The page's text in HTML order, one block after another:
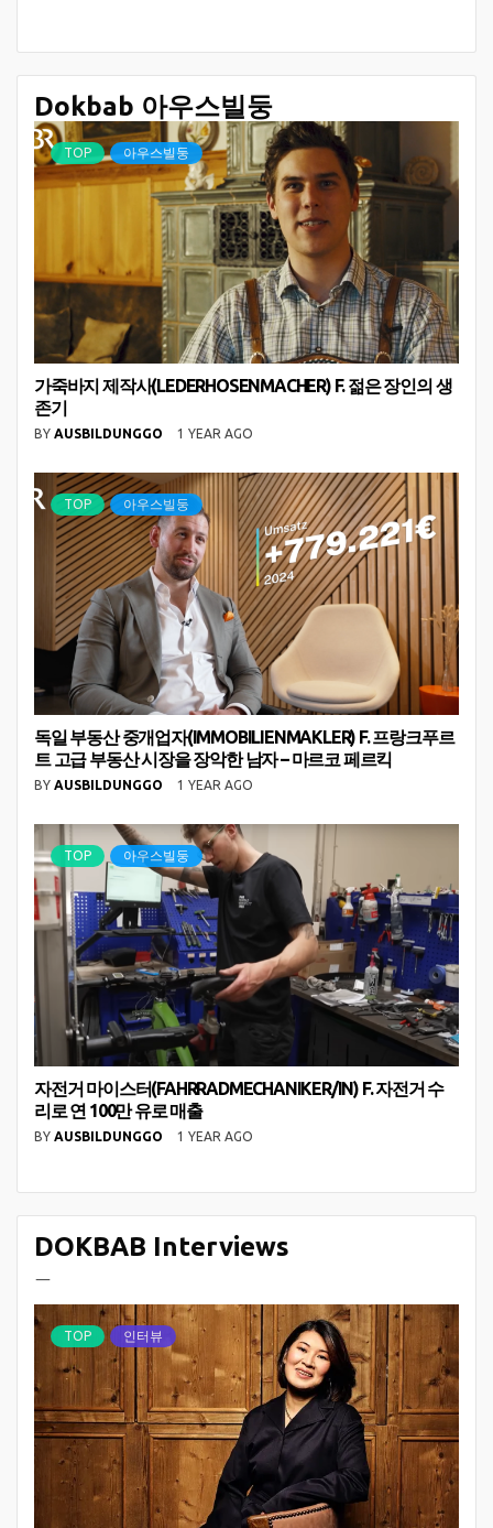
Dokbab 아우스빌둥
TOP 아우스빌둥
가죽바지 제작사(LEDERHOSENMACHER) F. 젊은 장인의 생
존기
BY AUSBILDUNGGO 1 YEAR AGO
TOP 아우스빌둥
독일 부동산 중개업자(IMMOBILIENMAKLER) F. 프랑크푸르
트 고급 부동산 시장을 장악한 남자 – 마르코 페르킥
BY AUSBILDUNGGO 1 YEAR AGO
TOP 아우스빌둥
자전거 마이스터(FAHRRADMECHANIKER/IN) F. 자전거 수
리로 연 100만 유로 매출
BY AUSBILDUNGGO 1 YEAR AGO
DOKBAB Interviews
ㅡ
TOP 인터뷰